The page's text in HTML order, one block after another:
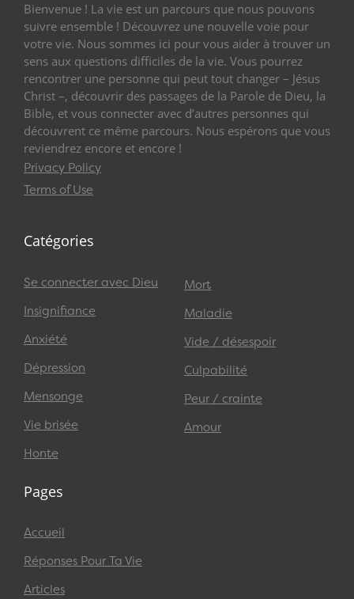
Bienvenue ! La vie est un parcours que nous pouvons
suivre ensemble ! Découvrez une nouvelle voie pour
votre vie. Nous sommes ici pour vous aider à trouver un
sens aux questions difficiles de la vie. Vous pourrez
rencontrer une personne qui peut tout changer – Jésus
Christ –, découvrir des passages de la Parole de Dieu, la
Bible, et vous connecter avec d’autres personnes qui
découvrent ce même parcours. Nous espérons que vous
reviendrez encore et encore !
Privacy Policy
Terms of Use
Catégories
Se connecter avec Dieu
Insignifiance
Anxiété
Dépression
Mensonge
Vie brisée
Honte
Mort
Maladie
Vide / désespoir
Culpabilité
Peur / crainte
Amour
Pages
Accueil
Réponses Pour Ta Vie
Articles